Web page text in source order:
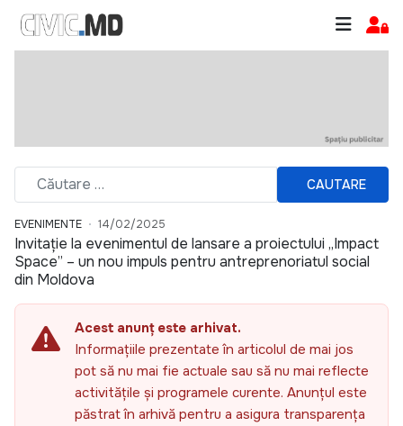
CAUTARE
EVENIMENTE 14/02/2025
Invitație la evenimentul de lansare a proiectului „Impact
Space” – un nou impuls pentru antreprenoriatul social
din Moldova
Acest anunț este arhivat.
Informațiile prezentate în articolul de mai jos
pot să nu mai fie actuale sau să nu mai reflecte
activitățile și programele curente. Anunțul este
păstrat în arhivă pentru a asigura transparența